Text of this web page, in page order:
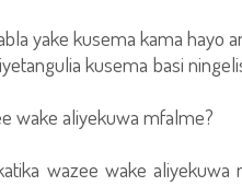
yake kusema kama hayo
kusema basi
wake aliyekuwa mfalme?
wazee wake